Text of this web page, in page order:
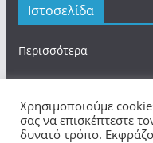
Ιστοσελίδα
Περισσότερα
Πνευματικά
Χρησιμοποιούμε
σας να επισκέπτεστε
δυνατό τρόπο.